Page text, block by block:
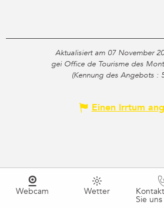
Aktualisiert am 07 November
gei Office de Tourisme des
(Kennung des Angebots :
Einen Irrtum
Webcam Wetter
Sie uns